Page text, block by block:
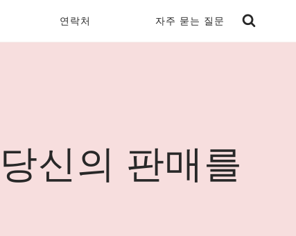
연락처 자주 묻는 질문
신의 판매를